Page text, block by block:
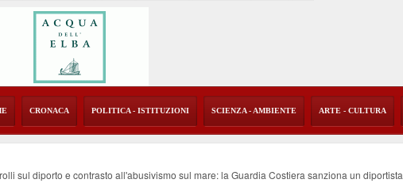
CRONACA POLITICA - ISTITUZIONI SCIENZA - AMBIENTE ARTE - CULTURA
sul diporto e contrasto all'abusivismo sul mare: la Guardia Costiera sanziona un diportista